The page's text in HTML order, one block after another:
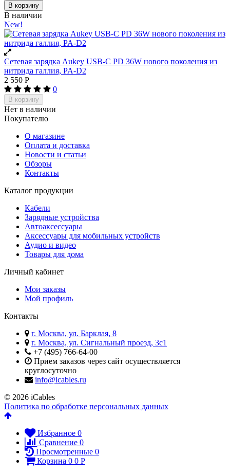
В корзину
В наличии
New!
Сетевая зарядка Aukey USB-C PD 36W нового поколения из
нитрида галлия, PA-D2
2 550 Р
0
В корзину
Нет в наличии
Покупателю
О магазине
Оплата и доставка
Новости и статьи
Обзоры
Контакты
Каталог продукции
Кабели
Зарядные устройства
Автоаксессуары
Аксессуары для мобильных устройств
Аудио и видео
Товары для дома
Личный кабинет
Мои заказы
Мой профиль
Контакты
г. Москва, ул. Барклая, 8
г. Москва, ул. Сигнальный проезд, 3с1
+7 (495) 766-64-00​
Прием заказов через сайт осуществляется
круглосуточно
info@icables.ru
© 2026 iCables
Политика по обработке персональных данных
Избранное 0
Сравнение 0
Просмотренные 0
Корзина 0 0 Р